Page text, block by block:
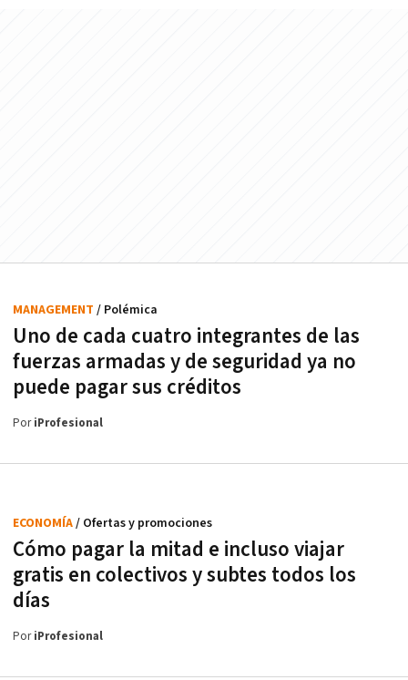
Uno de cada cuatro integrantes de las
fuerzas armadas y de seguridad ya no
puede pagar sus créditos
MANAGEMENT / Polémica
PoriProfesional
Cómo pagar la mitad e incluso viajar
gratis en colectivos y subtes todos los
días
ECONOMÍA/ Ofertas y promociones
PoriProfesional